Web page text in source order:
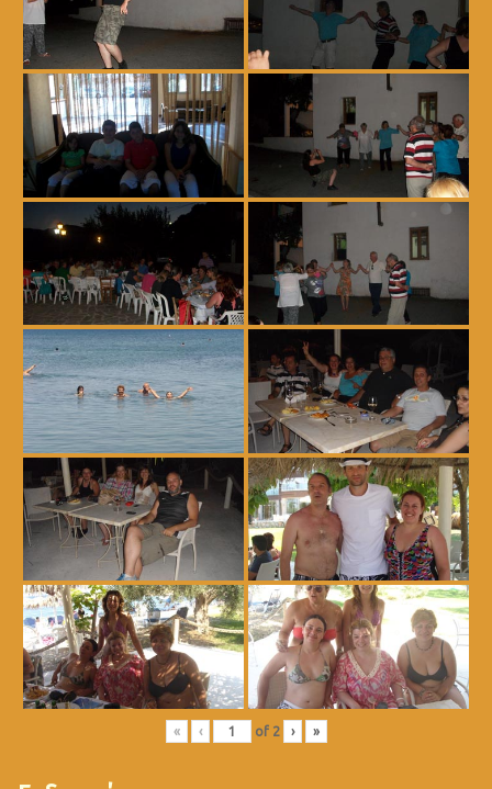
« ‹ of 2 › »